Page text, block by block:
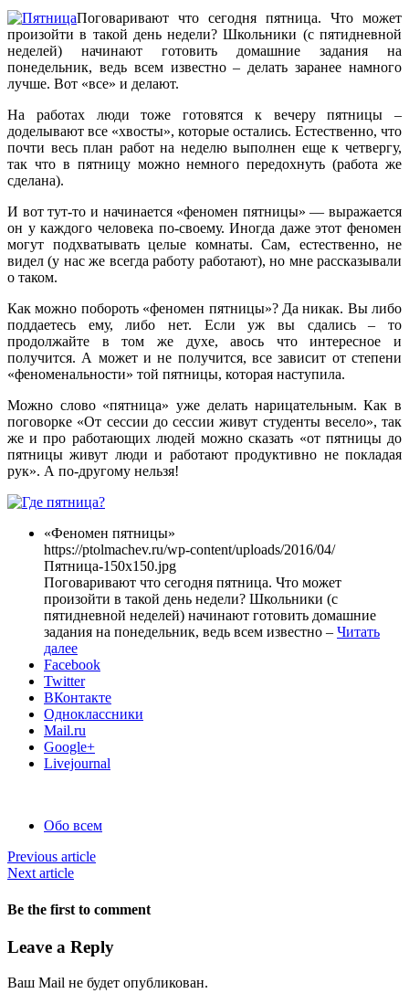
Поговаривают что сегодня пятница. Что может
произойти в такой день недели? Школьники (с пятидневной
неделей) начинают готовить домашние задания на
понедельник, ведь всем известно – делать заранее намного
лучше. Вот «все» и делают.
На работах люди тоже готовятся к вечеру пятницы –
доделывают все «хвосты», которые остались. Естественно, что
почти весь план работ на неделю выполнен еще к четвергу,
так что в пятницу можно немного передохнуть (работа же
сделана).
И вот тут-то и начинается «феномен пятницы» — выражается
он у каждого человека по-своему. Иногда даже этот феномен
могут подхватывать целые комнаты. Сам, естественно, не
видел (у нас же всегда работу работают), но мне рассказывали
о таком.
Как можно побороть «феномен пятницы»? Да никак. Вы либо
поддаетесь ему, либо нет. Если уж вы сдались – то
продолжайте в том же духе, авось что интересное и
получится. А может и не получится, все зависит от степени
«феноменальности» той пятницы, которая наступила.
Можно слово «пятница» уже делать нарицательным. Как в
поговорке «От сессии до сессии живут студенты весело», так
же и про работающих людей можно сказать «от пятницы до
пятницы живут люди и работают продуктивно не покладая
рук». А по-другому нельзя!
«Феномен пятницы»
https://ptolmachev.ru/wp-content/uploads/2016/04/
Пятница-150x150.jpg
Поговаривают что сегодня пятница. Что может
произойти в такой день недели? Школьники (с
пятидневной неделей) начинают готовить домашние
задания на понедельник, ведь всем известно – Читать
далее
Facebook
Twitter
ВКонтакте
Одноклассники
Mail.ru
Google+
Livejournal
Обо всем
Previous article
Next article
Be the first to comment
Leave a Reply
Ваш Mail не будет опубликован.